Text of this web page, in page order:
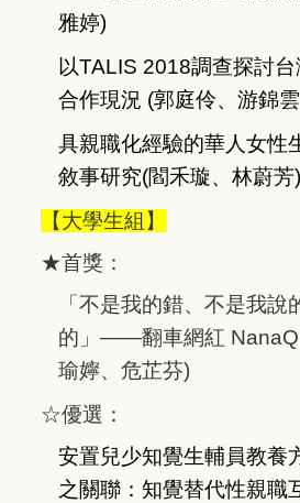
雅婷)
以TALIS 2018調查探討
合作現況 (郭庭伶、游錦
具親職化經驗的華人女性
敘事研究(閻禾璇、林蔚芳)
【大學生組】
★首獎：
「不是我的錯、不是我說
的」——翻車網紅 NanaQ
瑜嬣、危芷芬)
☆優選：
安置兒少知覺生輔員教養
之關聯：知覺替代性親職